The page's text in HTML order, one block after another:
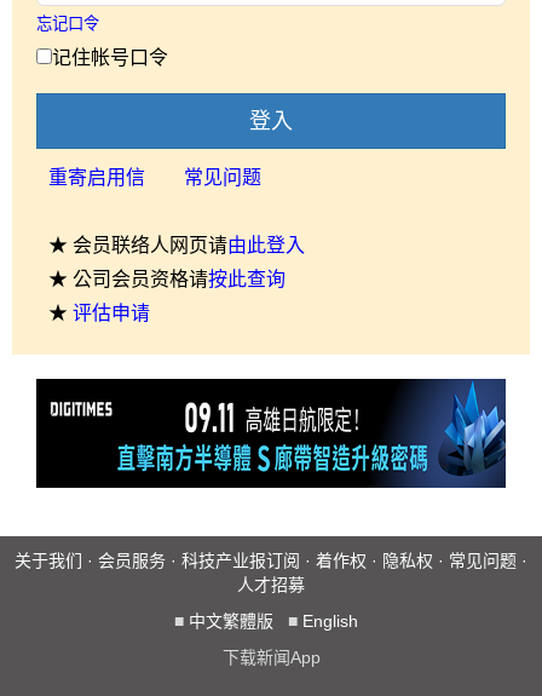
忘记口令
记住帐号口令
登入
重寄启用信 常见问题
★ 会员联络人网页请由此登入
★ 公司会员资格请按此查询
★ 评估申请
关于我们 · 会员服务 · 科技产业报订阅 · 着作权 · 隐私权 · 常见问题 ·
人才招募
■ 中文繁體版 ■ English
下载新闻App